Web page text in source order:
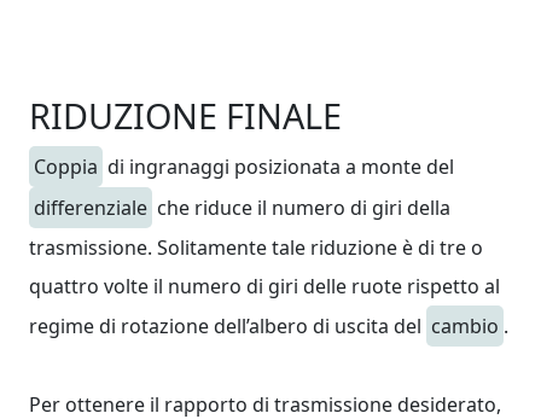
RIDUZIONE FINALE
Coppia di ingranaggi posizionata a monte del
differenziale che riduce il numero di giri della
trasmissione. Solitamente tale riduzione è di tre o
quattro volte il numero di giri delle ruote rispetto al
regime di rotazione dell’albero di uscita del cambio .
Per ottenere il rapporto di trasmissione desiderato,